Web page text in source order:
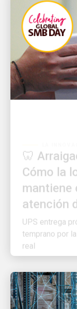
Cómo la
mantiene
atención
UPS entrega
temprano por
real